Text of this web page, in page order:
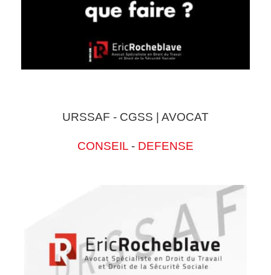
URSSAF - CGSS | AVOCAT
CONSEIL - DEFENSE